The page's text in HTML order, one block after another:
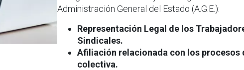
Administración General del Estado (A.G.E.):
Representación Legal de los
Sindicales.
Afiliación relacionada con los procesos
colectiva.